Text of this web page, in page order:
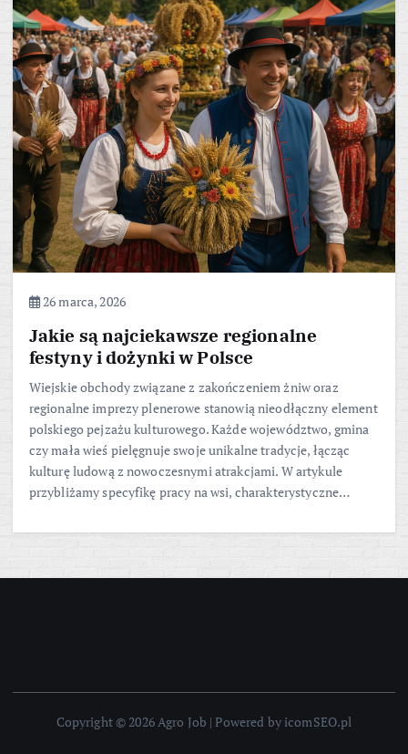
26 marca, 2026
Jakie są najciekawsze regionalne
festyny i dożynki w Polsce
Wiejskie obchody związane z zakończeniem żniw oraz
regionalne imprezy plenerowe stanowią nieodłączny element
polskiego pejzażu kulturowego. Każde województwo, gmina
czy mała wieś pielęgnuje swoje unikalne tradycje, łącząc
kulturę ludową z nowoczesnymi atrakcjami. W artykule
przybliżamy specyfikę pracy na wsi, charakterystyczne…
Copyright © 2026 Agro Job | Powered by icomSEO.pl